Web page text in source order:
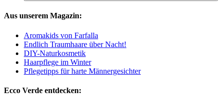
Aus unserem Magazin:
Aromakids von Farfalla
Endlich Traumhaare über Nacht!
DIY-Naturkosmetik
Haarpflege im Winter
Pflegetipps für harte Männergesichter
Ecco Verde entdecken: